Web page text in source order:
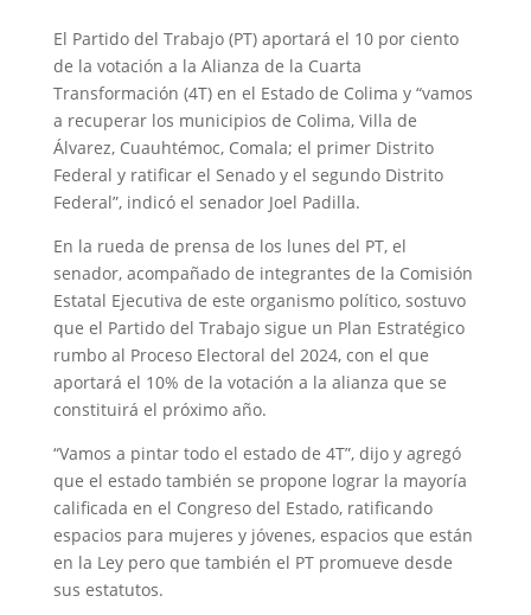
El Partido del Trabajo (PT) aportará el 10 por ciento
de la votación a la Alianza de la Cuarta
Transformación (4T) en el Estado de Colima y “vamos
a recuperar los municipios de Colima, Villa de
Álvarez, Cuauhtémoc, Comala; el primer Distrito
Federal y ratificar el Senado y el segundo Distrito
Federal”, indicó el senador Joel Padilla.
En la rueda de prensa de los lunes del PT, el
senador, acompañado de integrantes de la Comisión
Estatal Ejecutiva de este organismo político, sostuvo
que el Partido del Trabajo sigue un Plan Estratégico
rumbo al Proceso Electoral del 2024, con el que
aportará el 10% de la votación a la alianza que se
constituirá el próximo año.
“Vamos a pintar todo el estado de 4T”, dijo y agregó
que el estado también se propone lograr la mayoría
calificada en el Congreso del Estado, ratificando
espacios para mujeres y jóvenes, espacios que están
en la Ley pero que también el PT promueve desde
sus estatutos.